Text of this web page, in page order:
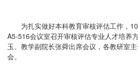
为扎实做好本科教育审核评估工作，
A5-516会议室召开审核评估专业人才培养
玉、教学副院长张舜出席会议，各教研室
会。